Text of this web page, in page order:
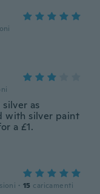
as
with silver paint
a £1.
· 15 caricamenti